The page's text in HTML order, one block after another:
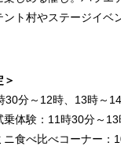
ント村やステージイベ
＞
30分～12時、13時～
乗体験：11時30分～
ニ食べ比べコーナー：